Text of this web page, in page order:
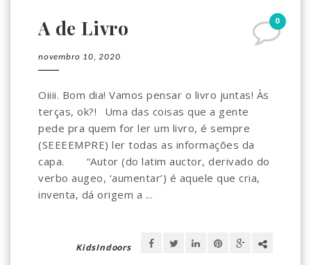
0
A de Livro
novembro 10, 2020
Oiiii. Bom dia! Vamos pensar o livro juntas! Às
terças, ok?!⠀Uma das coisas que a gente
pede pra quem for ler um livro, é sempre
(SEEEEMPRE) ler todas as informações da
capa. ⠀ ⠀“Autor (do latim auctor, derivado do
verbo augeo, ‘aumentar’) é aquele que cria,
inventa, dá origem a ...
KidsIndoors